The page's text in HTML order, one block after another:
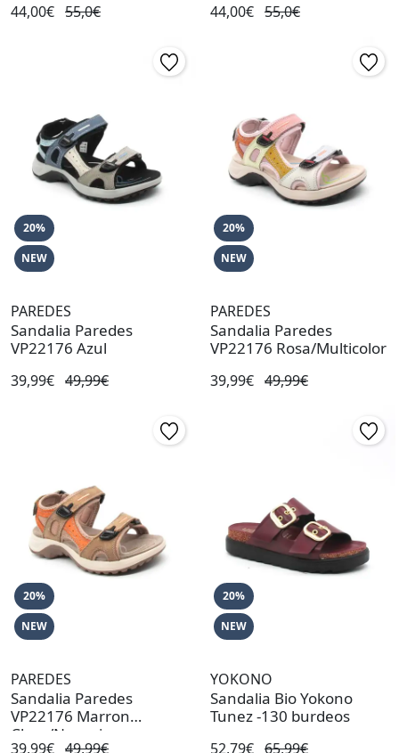
44,00€ 55,0€ 44,00€ 55,0€
20%
NEW
PAREDES
Sandalia Paredes
VP22176 Azul
39,99€ 49,99€
20%
NEW
PAREDES
Sandalia Paredes
VP22176 Rosa/Multicolor
39,99€ 49,99€
20%
NEW
PAREDES
Sandalia Paredes
VP22176 Marron
Claro/Naranja
39,99€ 49,99€
20%
NEW
YOKONO
Sandalia Bio Yokono
Tunez -130 burdeos
52,79€ 65,99€